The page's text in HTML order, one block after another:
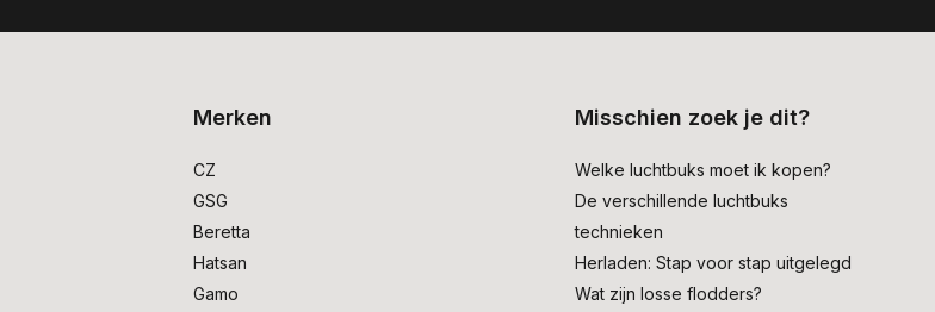
Merken
CZ
GSG
Beretta
Hatsan
Gamo
Misschien zoek je dit?
Welke luchtbuks moet ik kopen?
De verschillende luchtbuks
technieken
Herladen: Stap voor stap uitgelegd
Wat zijn losse flodders?